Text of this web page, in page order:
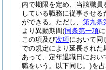
内で期限を定め、当該職
している職務に従事させ
ができる。 ただし、 第九条
より異動期間(同条第一項
この項及び次項において同
での規定により延長された
あって、定年退職日におい
職をいう。以下同じ。)を